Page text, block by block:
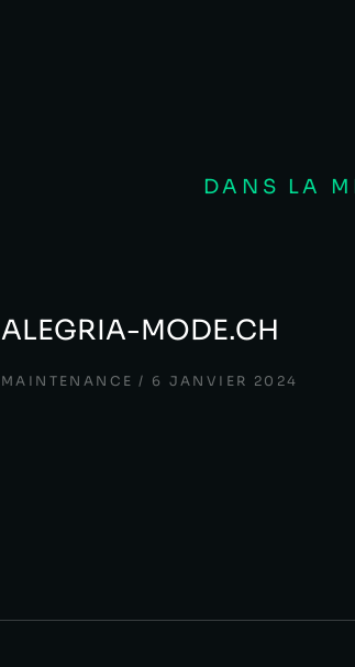
DANS LA
ALEGRIA-MODE.CH
MAINTENANCE 6 JANVIER 2024